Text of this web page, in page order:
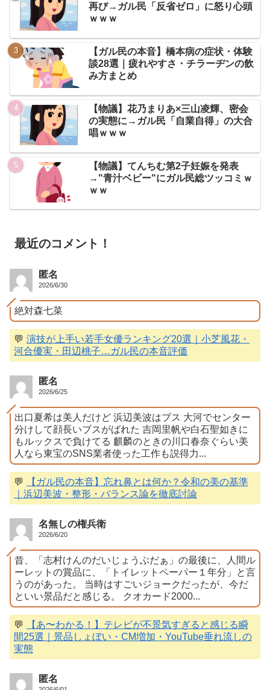
再び→ガル民「反省ゼロ」に怒り心頭
ｗｗｗ
【ガル民の本音】橋本病の症状・体験
談28選｜疲れやすさ・チラーヂンの飲
み方まとめ
【物議】花乃まりあ×三山凌輝、密会
の実態に→ガル民「自業自得」の大合
唱ｗｗｗ
【物議】てんちむ第2子妊娠を発表
→"青汁ベビー"にガル民総ツッコミｗ
ｗｗ
最近のコメント！
匿名
2026/6/30
絶対森七菜
💬 演技が上手い若手女優ランキング20選｜小芝風花・
河合優実・田辺桃子…ガル民の本音評価
匿名
2026/6/25
出口夏希は美人だけど 浜辺美波はブス 大河でセンター
分けして顔長いブスがばれた 吉岡里帆や白石聖如きに
もルックスで負けてる 麒麟のときの川口春奈ぐらい美
人なら東宝のSNS業者使った工作も説得力...
💬
【ガル民の本音】忘れ鼻とは何か？令和の美の基準
｜浜辺美波・整形・バランス論を徹底討論
名無しの権兵衛
2026/6/20
昔、「志村けんのだいじょうぶだぁ」の最後に、人間ル
ーレットの賞品に、「トイレットペーパー１年分」と言
うのがあった。 当時はすごいジョークだったが、今だ
といい景品だと感じる。 クオカード2000...
💬
【あ〜わかる！】テレビが不景気すぎると感じる瞬
間25選｜景品しょぼい・CM増加・YouTube垂れ流しの
実態
匿名